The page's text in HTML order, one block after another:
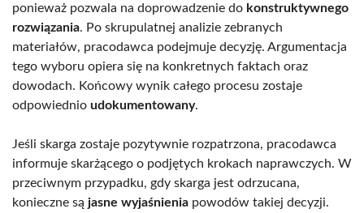
ponieważ pozwala na doprowadzenie do konstruktywnego
rozwiązania. Po skrupulatnej analizie zebranych
materiałów, pracodawca podejmuje decyzję. Argumentacja
tego wyboru opiera się na konkretnych faktach oraz
dowodach. Końcowy wynik całego procesu zostaje
odpowiednio udokumentowany.
Jeśli skarga zostaje pozytywnie rozpatrzona, pracodawca
informuje skarżącego o podjętych krokach naprawczych. W
przeciwnym przypadku, gdy skarga jest odrzucana,
konieczne są jasne wyjaśnienia powodów takiej decyzji.